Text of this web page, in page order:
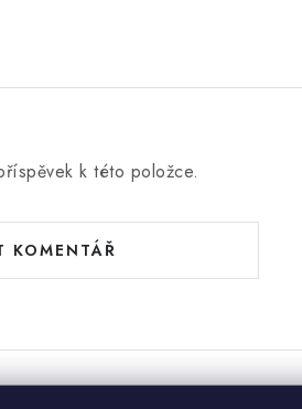
k této položce.
KOMENTÁŘ